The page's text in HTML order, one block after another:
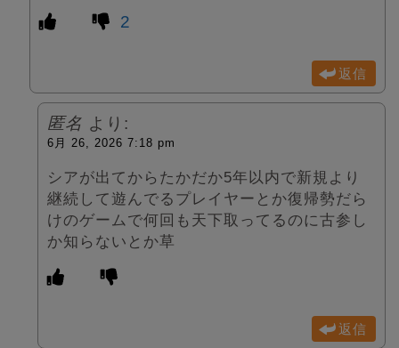
2
返信
匿名 より:
6月 26, 2026 7:18 pm
シアが出てからたかだか5年以内で新規より
継続して遊んでるプレイヤーとか復帰勢だら
けのゲームで何回も天下取ってるのに古参し
か知らないとか草
返信